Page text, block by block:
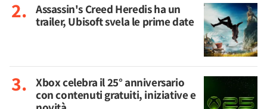
Assassin's Creed Heredis ha un
trailer, Ubisoft svela le prime date
Xbox celebra il 25° anniversario
con contenuti gratuiti, iniziative e